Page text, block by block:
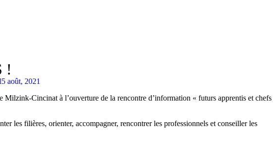
!
5 août, 2021
Cincinat à l’ouverture de la rencontre d’information « futurs apprentis et chefs
les filières, orienter, accompagner, rencontrer les professionnels et conseiller les